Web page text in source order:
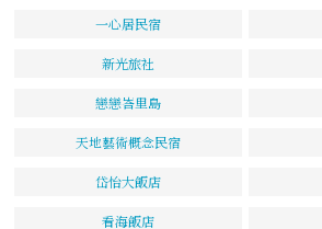
一心居民宿
新光旅社
戀戀峇里島
天地藝術概念民宿
岱怡大飯店
看海飯店